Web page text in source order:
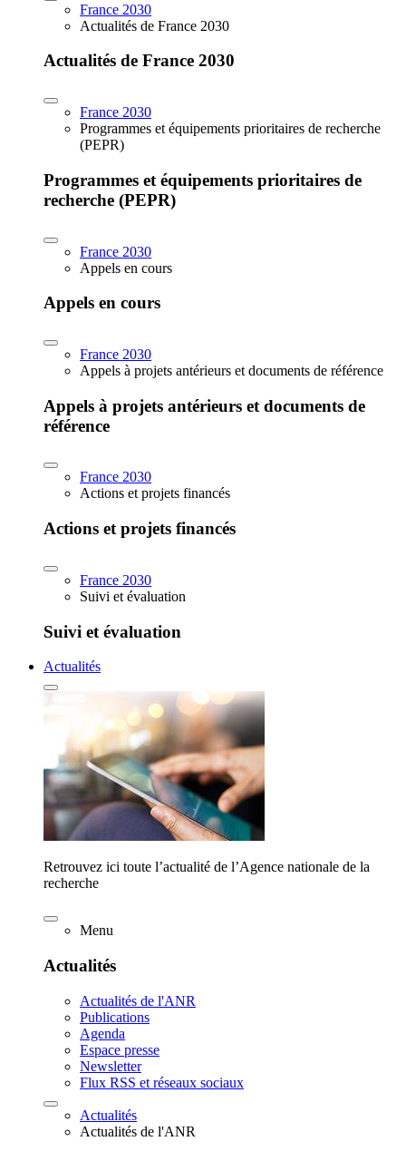
France 2030
Actualités de France 2030
Actualités de France 2030
France 2030
Programmes et équipements prioritaires de recherche
(PEPR)
Programmes et équipements prioritaires de
recherche (PEPR)
France 2030
Appels en cours
Appels en cours
France 2030
Appels à projets antérieurs et documents de référence
Appels à projets antérieurs et documents de
référence
France 2030
Actions et projets financés
Actions et projets financés
France 2030
Suivi et évaluation
Suivi et évaluation
Actualités
Retrouvez ici toute l’actualité de l’Agence nationale de la
recherche
Menu
Actualités
Actualités de l'ANR
Publications
Agenda
Espace presse
Newsletter
Flux RSS et réseaux sociaux
Actualités
Actualités de l'ANR